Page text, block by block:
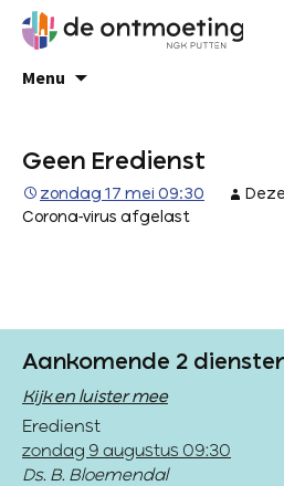
Menu
Geen Eredienst
zondag 17 mei 09:30
Corona-virus afgelast
Aankomende 2
Kijk en luister mee
Eredienst
zondag 9 augustus 09:30
Ds. B. Bloemendal